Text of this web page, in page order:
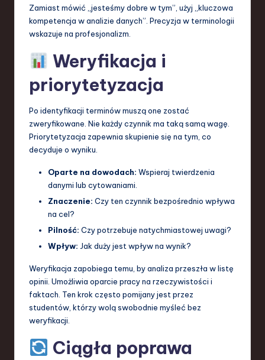
Zamiast mówić „jesteśmy dobre w tym”, użyj „kluczowa
kompetencja w analizie danych”. Precyzja w terminologii
wskazuje na profesjonalizm.
Weryfikacja i
priorytetyzacja
Po identyfikacji terminów muszą one zostać
zweryfikowane. Nie każdy czynnik ma taką samą wagę.
Priorytetyzacja zapewnia skupienie się na tym, co
decyduje o wyniku.
Oparte na dowodach: Wspieraj twierdzenia
danymi lub cytowaniami.
Znaczenie: Czy ten czynnik bezpośrednio wpływa
na cel?
Pilność: Czy potrzebuje natychmiastowej uwagi?
Wpływ: Jak duży jest wpływ na wynik?
Weryfikacja zapobiega temu, by analiza przeszła w listę
opinii. Umożliwia oparcie pracy na rzeczywistości i
faktach. Ten krok często pomijany jest przez
studentów, którzy wolą swobodnie myśleć bez
weryfikacji.
Ciągła poprawa